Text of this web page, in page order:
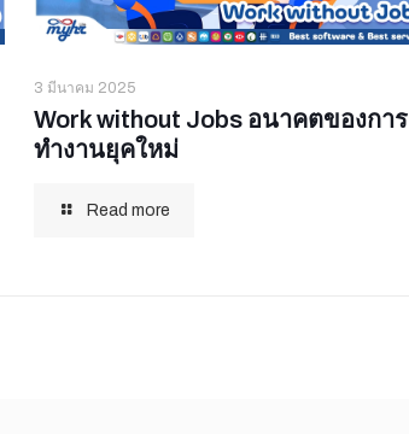
3 มีนาคม 2025
Work without Jobs อนาคตของการ
ทำงานยุคใหม่
Read more